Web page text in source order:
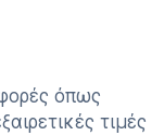
όπως
τιμές